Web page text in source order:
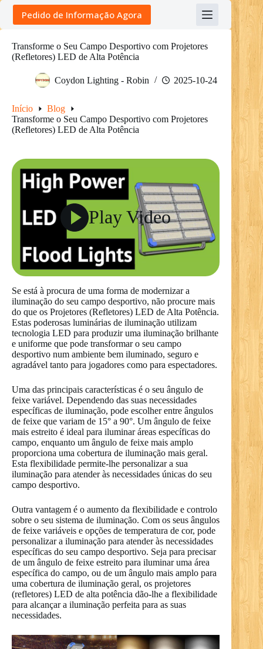
Skip
content
Pedido de Informação Agora
Transforme o Seu Campo Desportivo com Projetores
(Refletores) LED de Alta Potência
Coydon Lighting - Robin 2025-10-24
Início
Blog
Transforme o Seu Campo Desportivo com Projetores
(Refletores) LED de Alta Potência
Play Video
Se está à procura de uma forma de modernizar a
iluminação do seu campo desportivo, não procure mais
do que os Projetores (Refletores) LED de Alta Potência.
Estas poderosas luminárias de iluminação utilizam
tecnologia LED para produzir uma iluminação brilhante
e uniforme que pode transformar o seu campo
desportivo num ambiente bem iluminado, seguro e
agradável tanto para jogadores como para espectadores.
Uma das principais características é o seu ângulo de
feixe variável. Dependendo das suas necessidades
específicas de iluminação, pode escolher entre ângulos
de feixe que variam de 15° a 90°. Um ângulo de feixe
mais estreito é ideal para iluminar áreas específicas do
campo, enquanto um ângulo de feixe mais amplo
proporciona uma cobertura de iluminação mais geral.
Esta flexibilidade permite-lhe personalizar a sua
iluminação para atender às necessidades únicas do seu
campo desportivo.
Outra vantagem é o aumento da flexibilidade e controlo
sobre o seu sistema de iluminação. Com os seus ângulos
de feixe variáveis e opções de temperatura de cor, pode
personalizar a iluminação para atender às necessidades
específicas do seu campo desportivo. Seja para precisar
de um ângulo de feixe estreito para iluminar uma área
específica do campo, ou de um ângulo mais amplo para
uma cobertura de iluminação geral, os projetores
(refletores) LED de alta potência dão-lhe a flexibilidade
para alcançar a iluminação perfeita para as suas
necessidades.